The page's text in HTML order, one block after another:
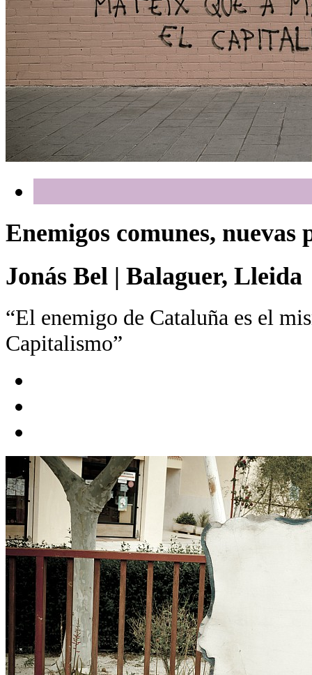
Enemigos comunes, nuevas
Jonás Bel | Balaguer, Lleida
“El enemigo de Cataluña es el
Capitalismo”